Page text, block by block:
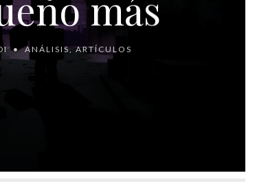
ANÁLISIS,ARTÍCULOS